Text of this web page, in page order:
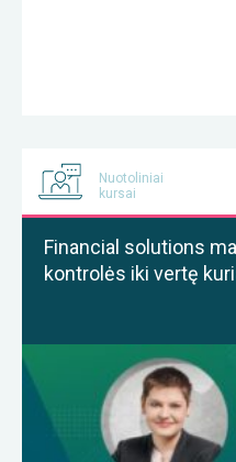
Nuotoliniai
kursai
Financial solutions
kontrolės iki vertę